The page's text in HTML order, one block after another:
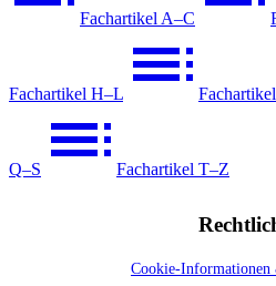
Fachartikel A–C
Fachartikel H–L
Q–S Fachartikel T–Z
Cookie-Informationen